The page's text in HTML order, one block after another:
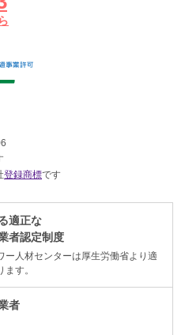
登録商標です
適正な
者認定制度
ー人材センターは厚生労働省より適
す。
者